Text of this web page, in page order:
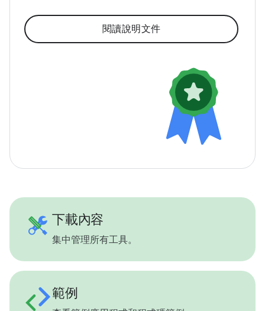
閱讀說明文件
下載內容
集中管理所有工具。
範例